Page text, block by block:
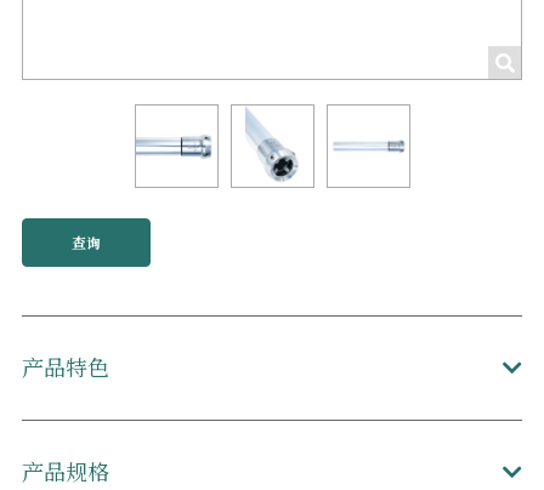
查询
产品特色
产品规格